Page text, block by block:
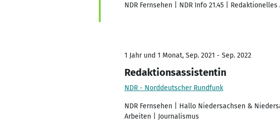
NDR Fernsehen | NDR Info 21.45 |
1 Jahr und 1 Monat, Sep. 2021 - Sep. 2022
Redaktionsassistentin
NDR - Norddeutscher Rundfunk
NDR Fernsehen | Hallo Niedersachsen &
Arbeiten | Journalismus